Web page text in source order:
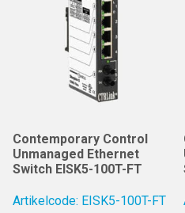
Contemporary Control
Unmanaged Ethernet
Switch EISK5-100T-FT
Artikelcode: EISK5-100T-FT